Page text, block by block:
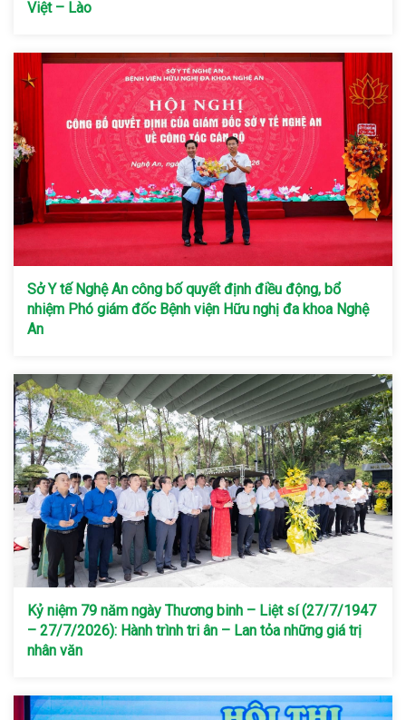
Việt – Lào
Sở Y tế Nghệ An công bố quyết định điều động, bổ
nhiệm Phó giám đốc Bệnh viện Hữu nghị đa khoa Nghệ
An
Kỷ niệm 79 năm ngày Thương binh – Liệt sí (27/7/1947
– 27/7/2026): Hành trình tri ân – Lan tỏa những giá trị
nhân văn